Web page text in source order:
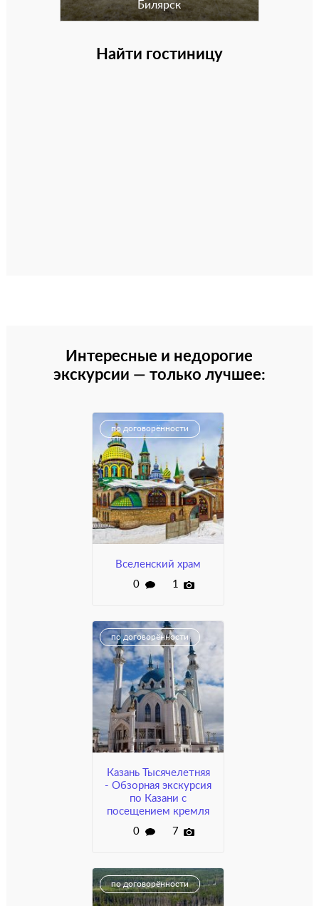
Билярск
Найти гостиницу
Интересные и недорогие
экскурсии — только лучшее:
Вселенский храм
0
1
по договорённости
Казань Тысячелетняя
- Обзорная экскурсия
по Казани с
посещением кремля
0
7
по договорённости
по договорённости